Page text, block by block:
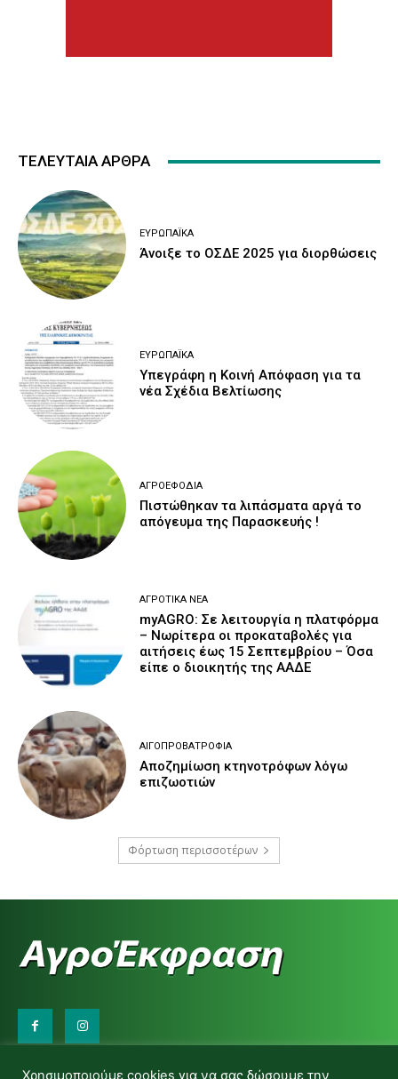
ΤΕΛΕΥΤΑΙΑ ΑΡΘΡΑ
ΕΥΡΩΠΑΪΚΆ
Άνοιξε το ΟΣΔΕ 2025 για διορθώσεις
ΕΥΡΩΠΑΪΚΆ
Υπεγράφη η Κοινή Απόφαση για τα
νέα Σχέδια Βελτίωσης
ΑΓΡΟΕΦΌΔΙΑ
Πιστώθηκαν τα λιπάσματα αργά το
απόγευμα της Παρασκευής !
ΑΓΡΟΤΙΚΆ ΝΈΑ
myAGRO: Σε λειτουργία η πλατφόρμα
– Νωρίτερα οι προκαταβολές για
αιτήσεις έως 15 Σεπτεμβρίου – Όσα
είπε ο διοικητής της ΑΑΔΕ
ΑΙΓΟΠΡΟΒΑΤΡΟΦΊΑ
Αποζημίωση κτηνοτρόφων λόγω
επιζωοτιών
Φόρτωση περισσοτέρων
Επικοινωνήστε μαζί μας:
Χρησιμοποιούμε cookies για να σας δώσουμε την